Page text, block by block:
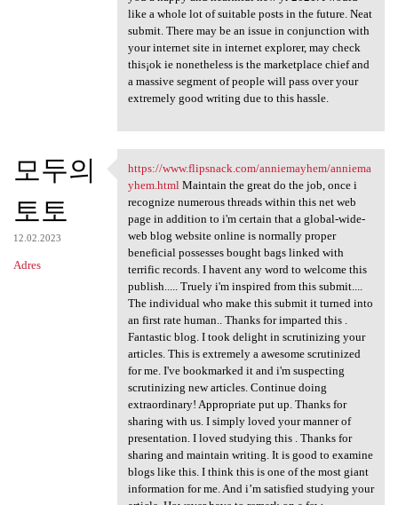
like a whole lot of suitable posts in the future. Neat
submit. There may be an issue in conjunction with
your internet site in internet explorer, may check
this¡ok ie nonetheless is the marketplace chief and
a massive segment of people will pass over your
extremely good writing due to this hassle.
모두의
토토
12.02.2023
Adres
https://www.flipsnack.com
https://www.flipsnack.com/anniemayhem/anniema
yhem.htmlMaintain the great do the job, once i
recognize numerous threads within this net web
page in addition to i'm certain that a global-wide-
web blog website online is normally proper
beneficial possesses bought bags linked with
terrific records. I havent any word to welcome this
publish..... Truely i'm inspired from this submit....
The individual who make this submit it turned into
an first rate human.. Thanks for imparted this .
Fantastic blog. I took delight in scrutinizing your
articles. This is extremely a awesome scrutinized
for me. I've bookmarked it and i'm suspecting
scrutinizing new articles. Continue doing
extraordinary! Appropriate put up. Thanks for
sharing with us. I simply loved your manner of
presentation. I loved studying this . Thanks for
sharing and maintain writing. It is good to examine
blogs like this. I think this is one of the most giant
information for me. And i’m satisfied studying your